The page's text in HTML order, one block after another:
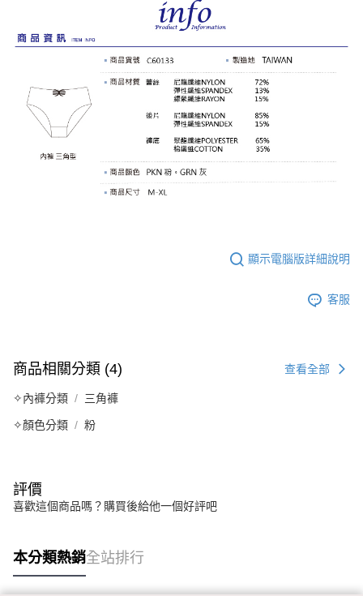
顯示電腦版詳細說明
客服
商品相關分類 (4) 查看全部
✧內褲分類 三角褲
✧顏色分類 粉
評價
喜歡這個商品嗎？購買後給他一個好評吧
本分類熱銷全站排行